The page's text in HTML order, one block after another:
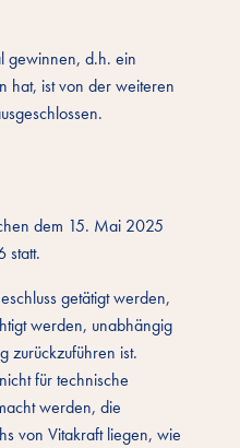
gewinnen, d.h. ein
hat, ist von der weiteren
dem 15. Mai 2025
statt.
getätigt werden,
werden, unabhängig
zurückzuführen ist.
für technische
werden, die
von Vitakraft liegen, wie